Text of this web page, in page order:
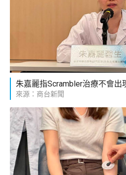
朱嘉麗指Scrambler治療不會
來源：商台新聞